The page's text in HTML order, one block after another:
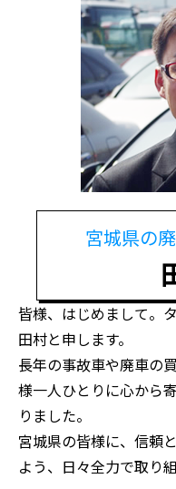
宮城県の
皆様、はじめまして。
田村と申します。
長年の事故車や廃車の
様一人ひとりに心から
りました。
宮城県の皆様に、信頼
よう、日々全力で取り